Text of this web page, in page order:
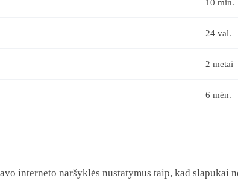
10 min.
24 val.
2 metai
6 mėn.
interneto naršyklės nustatymus taip, kad slapukai